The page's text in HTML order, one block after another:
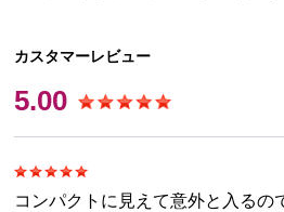
カスタマーレビュー
5.00
コンパクトに見えて意外と入るの